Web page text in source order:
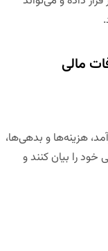
مالی
هزینه‌ها و بدهی‌ها،
را بیان کنند و